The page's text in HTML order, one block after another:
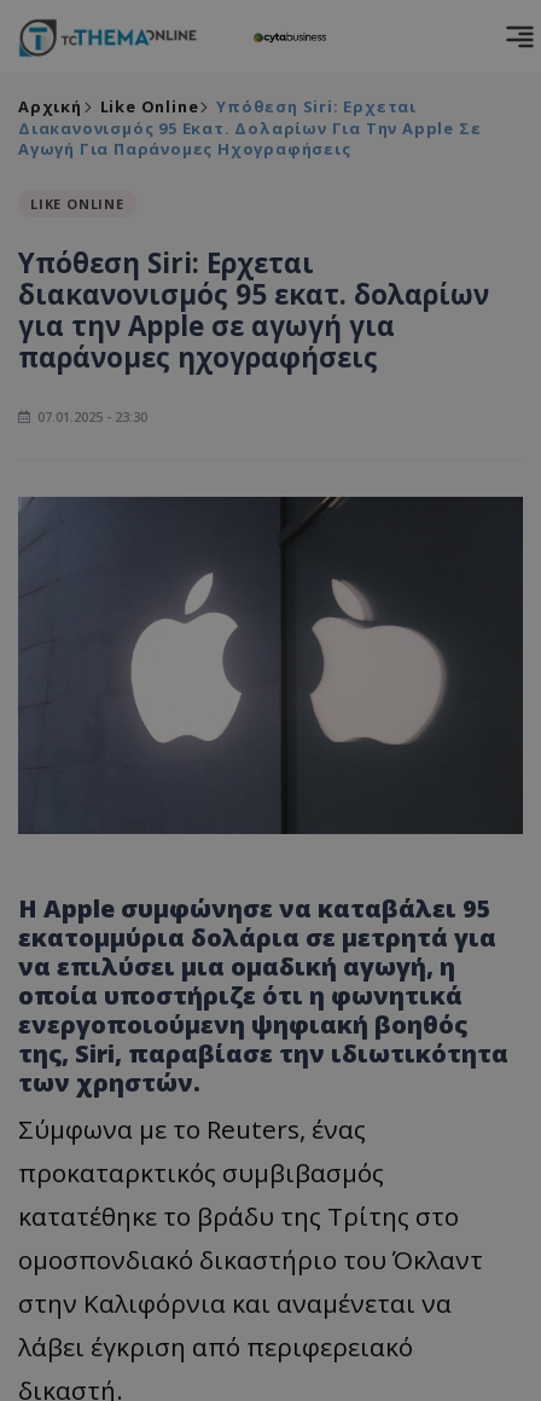
Αρχική Like Online
Υπόθεση Siri: Ερχεται
Διακανονισμός 95 Εκατ. Δολαρίων Για Την Apple Σε
Αγωγή Για Παράνομες Ηχογραφήσεις
LIKE ONLINE
Υπόθεση Siri: Ερχεται
διακανονισμός 95 εκατ. δολαρίων
για την Apple σε αγωγή για
παράνομες ηχογραφήσεις
07.01.2025 - 23:30
Η Apple συμφώνησε να καταβάλει 95
εκατομμύρια δολάρια σε μετρητά για
να επιλύσει μια ομαδική αγωγή, η
οποία υποστήριζε ότι η φωνητικά
ενεργοποιούμενη ψηφιακή βοηθός
της, Siri, παραβίασε την ιδιωτικότητα
των χρηστών.
Σύμφωνα με το Reuters, ένας
προκαταρκτικός συμβιβασμός
κατατέθηκε το βράδυ της Τρίτης στο
ομοσπονδιακό δικαστήριο του Όκλαντ
στην Καλιφόρνια και αναμένεται να
λάβει έγκριση από περιφερειακό
δικαστή.